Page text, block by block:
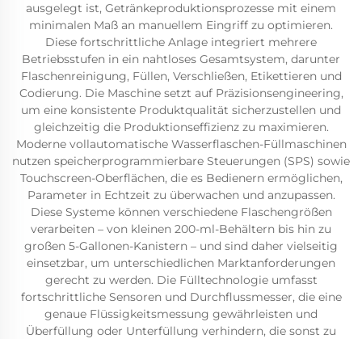
ausgelegt ist, Getränkeproduktionsprozesse mit einem
minimalen Maß an manuellem Eingriff zu optimieren.
Diese fortschrittliche Anlage integriert mehrere
Betriebsstufen in ein nahtloses Gesamtsystem, darunter
Flaschenreinigung, Füllen, Verschließen, Etikettieren und
Codierung. Die Maschine setzt auf Präzisionsengineering,
um eine konsistente Produktqualität sicherzustellen und
gleichzeitig die Produktionseffizienz zu maximieren.
Moderne vollautomatische Wasserflaschen-Füllmaschinen
nutzen speicherprogrammierbare Steuerungen (SPS) sowie
Touchscreen-Oberflächen, die es Bedienern ermöglichen,
Parameter in Echtzeit zu überwachen und anzupassen.
Diese Systeme können verschiedene Flaschengrößen
verarbeiten – von kleinen 200-ml-Behältern bis hin zu
großen 5-Gallonen-Kanistern – und sind daher vielseitig
einsetzbar, um unterschiedlichen Marktanforderungen
gerecht zu werden. Die Fülltechnologie umfasst
fortschrittliche Sensoren und Durchflussmesser, die eine
genaue Flüssigkeitsmessung gewährleisten und
Überfüllung oder Unterfüllung verhindern, die sonst zu